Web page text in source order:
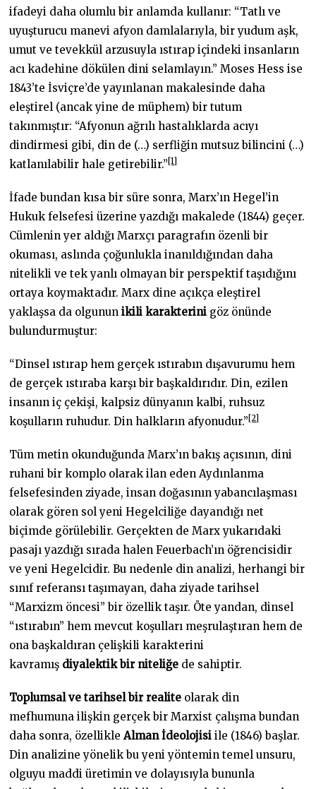
ifadeyi daha olumlu bir anlamda kullanır: “Tatlı ve
uyuşturucu manevi afyon damlalarıyla, bir yudum aşk,
umut ve tevekkül arzusuyla ıstırap içindeki insanların
acı kadehine dökülen dini selamlayın.” Moses Hess ise
1843’te İsviçre’de yayınlanan makalesinde daha
eleştirel (ancak yine de müphem) bir tutum
takınmıştır: “Afyonun ağrılı hastalıklarda acıyı
dindirmesi gibi, din de (…) serfliğin mutsuz bilincini (…)
katlanılabilir hale getirebilir.” [1]
İfade bundan kısa bir süre sonra, Marx’ın Hegel’in
Hukuk felsefesi üzerine yazdığı makalede (1844) geçer.
Cümlenin yer aldığı Marxçı paragrafın özenli bir
okuması, aslında çoğunlukla inanıldığından daha
nitelikli ve tek yanlı olmayan bir perspektif taşıdığını
ortaya koymaktadır. Marx dine açıkça eleştirel
yaklaşsa da olgununikili karakterini göz önünde
bulundurmuştur:
“Dinsel ıstırap hem gerçek ıstırabın dışavurumu hem
de gerçek ıstıraba karşı bir başkaldırıdır. Din, ezilen
insanın iç çekişi, kalpsiz dünyanın kalbi, ruhsuz
koşulların ruhudur. Din halkların afyonudur.” [2]
Tüm metin okunduğunda Marx’ın bakış açısının, dini
ruhani bir komplo olarak ilan eden Aydınlanma
felsefesinden ziyade, insan doğasının yabancılaşması
olarak gören sol yeni Hegelciliğe dayandığı net
biçimde görülebilir. Gerçekten de Marx yukarıdaki
pasajı yazdığı sırada halen Feuerbach’ın öğrencisidir
ve yeni Hegelcidir. Bu nedenle din analizi, herhangi bir
sınıf referansı taşımayan, daha ziyade tarihsel
“Marxizm öncesi” bir özellik taşır. Öte yandan, dinsel
“ıstırabın” hem mevcut koşulları meşrulaştıran hem de
ona başkaldıran çelişkili karakterini
kavramış diyalektik bir niteliğe de sahiptir.
Toplumsal ve tarihsel bir realite olarak din
mefhumuna ilişkin gerçek bir Marxist çalışma bundan
daha sonra, özellikleAlman İdeolojisi ile (1846) başlar.
Din analizine yönelik bu yeni yöntemin temel unsuru,
olguyu maddi üretimin ve dolayısıyla bununla